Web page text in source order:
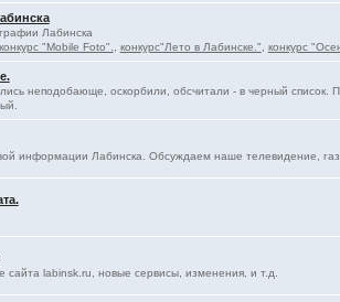
Лабинска
конкурс "Mobile Foto". конкурс"Лето в Лабинске." конкурс
неподобающе, оскорбили, обсчитали - в черный список.
информации Лабинска. Обсуждаем наше телевидение,
сайта labinsk.ru, новые сервисы, изменения, и т.д.